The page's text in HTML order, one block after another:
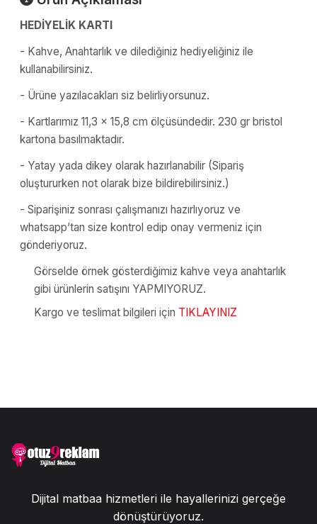
HEDİYELİK KARTI
- Kahve, Anahtarlık ve dilediğiniz hediyeliğiniz ile
kullanabilirsiniz.
- Ürüne yazılacakları siz belirliyorsunuz.
- Kartlarımız 11,3 x 15,8 cm ölçüsündedir. 230 gr bristol
kartona basılmaktadır.
- Yatay yada dikey olarak hazırlanabilir (Sipariş
oluştururken not olarak bize bildirebilirsiniz.)
- Siparişiniz sonrası çalışmanızı hazırlıyoruz ve
whatsapp’tan size kontrol edip onay vermeniz için
gönderiyoruz.
Görselde örnek gösterdiğimiz kahve veya anahtarlık
gibi ürünlerin satışını YAPMIYORUZ.
Kargo ve teslimat bilgileri için TIKLAYINIZ
Dijital matbaa hizmetleri ile hayallerinizi gerçeğe
dönüştürüyoruz.